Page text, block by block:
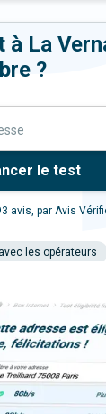
à La
?
le test
avis, par Avis
les opérateurs